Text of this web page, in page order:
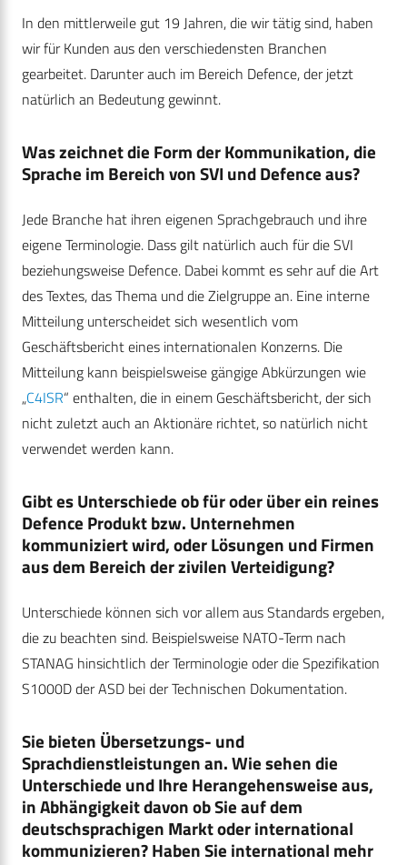
In den mittlerweile gut 19 Jahren, die wir tätig sind, haben
wir für Kunden aus den verschiedensten Branchen
gearbeitet. Darunter auch im Bereich Defence, der jetzt
natürlich an Bedeutung gewinnt.
Was zeichnet die Form der Kommunikation, die
Sprache im Bereich von SVI und Defence aus?
Jede Branche hat ihren eigenen Sprachgebrauch und ihre
eigene Terminologie. Dass gilt natürlich auch für die SVI
beziehungsweise Defence. Dabei kommt es sehr auf die Art
des Textes, das Thema und die Zielgruppe an. Eine interne
Mitteilung unterscheidet sich wesentlich vom
Geschäftsbericht eines internationalen Konzerns. Die
Mitteilung kann beispielsweise gängige Abkürzungen wie
„C4ISR“ enthalten, die in einem Geschäftsbericht, der sich
nicht zuletzt auch an Aktionäre richtet, so natürlich nicht
verwendet werden kann.
Gibt es Unterschiede ob für oder über ein reines
Defence Produkt bzw. Unternehmen
kommuniziert wird, oder Lösungen und Firmen
aus dem Bereich der zivilen Verteidigung?
Unterschiede können sich vor allem aus Standards ergeben,
die zu beachten sind. Beispielsweise NATO-Term nach
STANAG hinsichtlich der Terminologie oder die Spezifikation
S1000D der ASD bei der Technischen Dokumentation.
Sie bieten Übersetzungs- und
Sprachdienstleistungen an. Wie sehen die
Unterschiede und Ihre Herangehensweise aus,
in Abhängigkeit davon ob Sie auf dem
deutschsprachigen Markt oder international
kommunizieren? Haben Sie international mehr